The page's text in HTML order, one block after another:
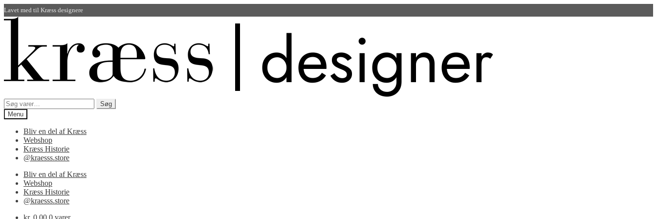
Lavet med til Kræss designere
Spring
Spring
Søg
efter:
Søg
Menu
Bliv en del af Kræss
Webshop
Kræss Historie
@kraesss.store
Bliv en del af Kræss
Webshop
Kræss Historie
@kraesss.store
kr. 0,00 0 varer